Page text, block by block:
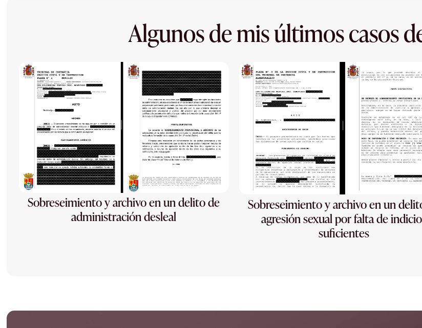
Algunos de mis últimos casos
Sobreseimiento y archivo en un delito de
administración desleal
Sobreseimiento y archivo en un
agresión sexual por falta de
suficientes